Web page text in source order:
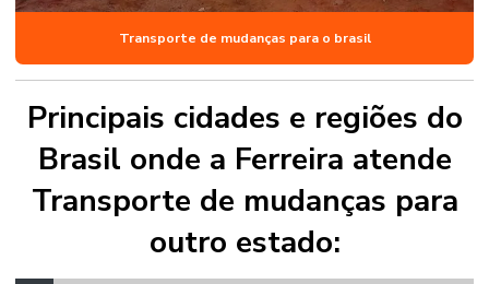
Transporte de mudanças para o brasil
Principais cidades e regiões do
Brasil onde a Ferreira atende
Transporte de mudanças para
outro estado: